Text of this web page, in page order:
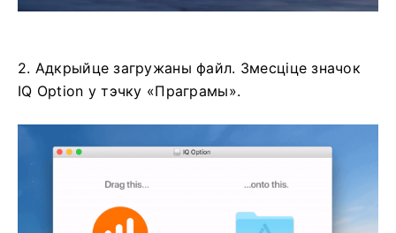
2. Адкрыйце загружаны файл. Змесціце значок
IQ Option у тэчку «Праграмы».